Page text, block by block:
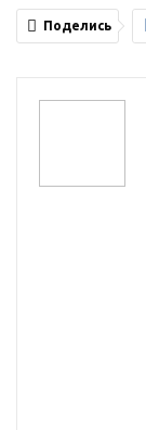
Поделись